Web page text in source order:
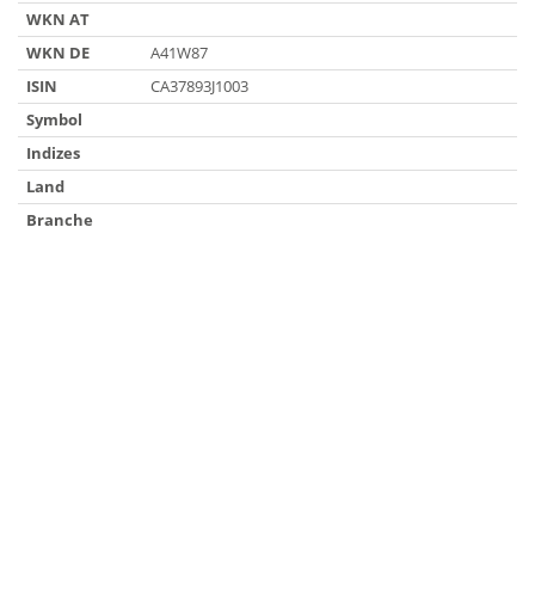
WKN AT
WKN DE
A41W87
ISIN
CA37893J1003
Symbol
Indizes
Land
Branche